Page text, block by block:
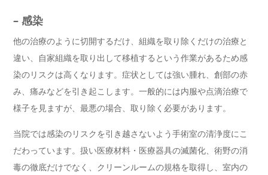
– 感染
他の治療のように切開するだけ、組織を取り除くだけの治療と
違い、自家組織を取り出して移植するという作業があるため感
染のリスクは高くなります。症状としては強い腫れ、創部の赤
み、痛みなどを引き起こします。一般的には内服や点滴治療で
様子を見ますが、最悪の場合、取り除く必要があります。
当院では感染のリスクを引き越さないよう手術室の清浄度にこ
だわっています。扱い医療材料・医療器具の滅菌化、術野の消
毒の徹底だけでなく、クリーンルームの規格を取得し、室内の